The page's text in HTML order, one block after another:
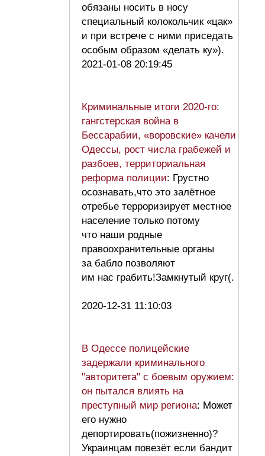
обязаны носить в носу
специальный колокольчик «цак»
и при встрече с ними приседать
особым образом «делать ку»).
2021-01-08 20:19:45
Криминальные итоги 2020-го:
гангстерская война в
Бессарабии, «воровские» качели
Одессы, рост числа грабежей и
разбоев, территориальная
реформа полиции: Грустно
осознавать,что это залётное
отребье терроризирует местное
население только потому
что наши родные
правоохранительные органы
за бабло позволяют
им нас грабить!Замкнутый круг(.
2020-12-31 11:10:03
В Одессе полицейские
задержали криминального
"авторитета" с боевым оружием:
он пытался влиять на
преступный мир региона: Может
его нужно
депортировать(пожизненно)?
Украинцам повезёт если бандит